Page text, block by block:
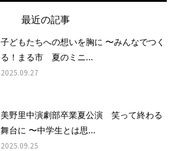
最近の記事
子どもたちへの想いを胸に 〜みんなでつく
る！まる市 夏のミニ...
2025.09.27
美野里中演劇部卒業夏公演 笑って終わる
舞台に 〜中学生とは思...
2025.09.25